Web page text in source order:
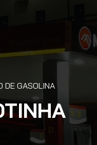
DE GASOLINA